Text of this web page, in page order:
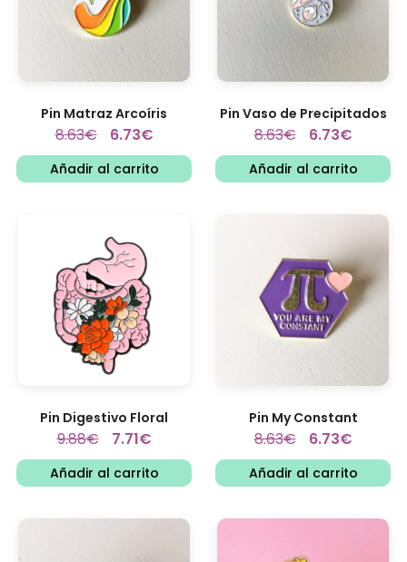
Pin Matraz Arcoíris
8.63€ 6.73€
Añadir al carrito
Pin Vaso de Precipitados
8.63€ 6.73€
Añadir al carrito
Pin Digestivo Floral
9.88€ 7.71€
Añadir al carrito
Pin My Constant
8.63€ 6.73€
Añadir al carrito